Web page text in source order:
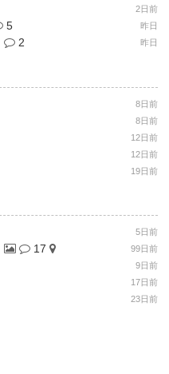
2日前
5 昨日
2 昨日
8日前
8日前
12日前
12日前
19日前
5日前
17 99日前
9日前
17日前
23日前